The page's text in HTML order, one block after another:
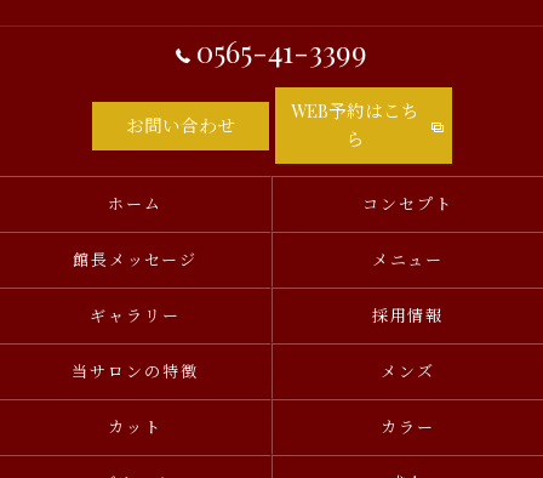
0565-41-3399
お問い合わせ
WEB予約はこち
ら
ホーム コンセプト
館長メッセージ メニュー
ギャラリー 採用情報
当サロンの特徴 メンズ
カット カラー